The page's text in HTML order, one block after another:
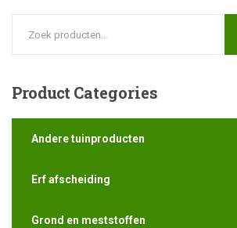
ProductCategories
Andere tuinproducten
Erf afscheiding
Grond en meststoffen